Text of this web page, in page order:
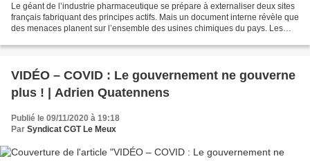
Le géant de l’industrie pharmaceutique se prépare à externaliser deux sites
français fabriquant des principes actifs. Mais un document interne révèle que
des menaces planent sur l’ensemble des usines chimiques du pays. Les
VIDÉO – COVID : Le gouvernement ne gouverne
plus ! | Adrien Quatennens
Publié le 09/11/2020 à 19:18
Par Syndicat CGT Le Meux